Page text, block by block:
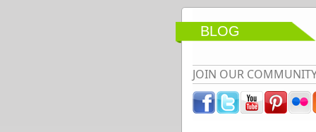
BLOG
JOIN OUR